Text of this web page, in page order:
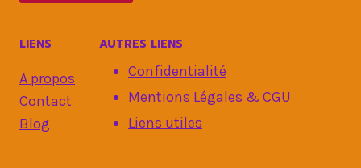
LIENS
A propos
Contact
Blog
AUTRES LIENS
Confidentialité
Mentions Légales & CGU
Liens utiles